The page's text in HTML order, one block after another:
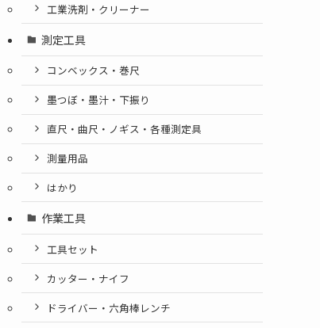
工業洗剤・クリーナー
測定工具
コンベックス・巻尺
墨つぼ・墨汁・下振り
直尺・曲尺・ノギス・各種測定具
測量用品
はかり
作業工具
工具セット
カッター・ナイフ
ドライバー・六角棒レンチ